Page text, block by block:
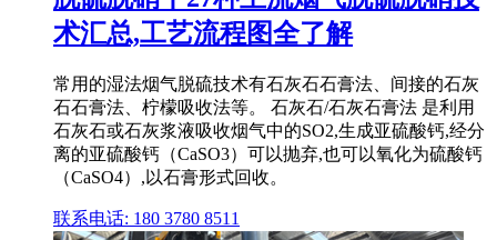
术汇总,工艺流程图全了解
常用的湿法烟气脱硫技术有石灰石石膏法、间接的石灰
石石膏法、柠檬吸收法等。 石灰石/石灰石膏法 是利用
石灰石或石灰浆液吸收烟气中的SO2,生成亚硫酸钙,经分
离的亚硫酸钙（CaSO3）可以抛弃,也可以氧化为硫酸钙
（CaSO4）,以石膏形式回收。
联系电话: 180 3780 8511